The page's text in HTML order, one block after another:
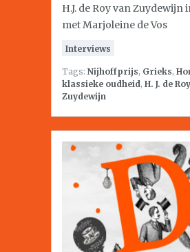
H.J. de Roy van Zuydewijn
met Marjoleine de Vos
Interviews
Tags: Nijhoffprijs, Grieks,
klassieke oudheid, H. J. de
Zuydewijn